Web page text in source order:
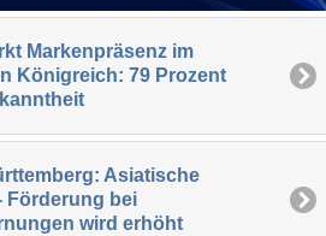
Markenpräsenz im
Königreich: 79 Prozent
Asiatische
Förderung bei
wird erhöht